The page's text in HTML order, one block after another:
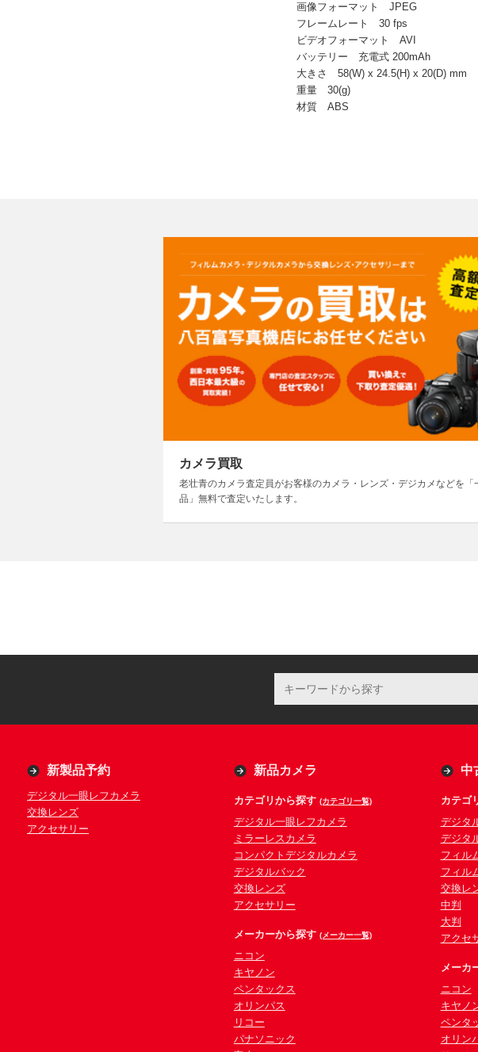
画像フォーマット JPEG
フレームレート 30 fps
ビデオフォーマット AVI
バッテリー 充電式 200mAh
大きさ 58(W) x 24.5(H) x 20(D) mm
重量 30(g)
材質 ABS
カメラ買取
老壮青のカメラ査定員がお客様のカメラ・レンズ・デジカメなどを「
品」無料で査定いたします。
新製品予約
デジタル一眼レフカメラ
交換レンズ
アクセサリー
新品カメラ
カテゴリから探す (カテゴリ一覧)
デジタル一眼レフカメラ
ミラーレスカメラ
コンパクトデジタルカメラ
デジタルバック
交換レンズ
アクセサリー
メーカーから探す (メーカー一覧)
ニコン
キヤノン
ペンタックス
オリンパス
リコー
パナソニック
中
カテゴ
デジタ
デジタ
フィル
フィル
交換レ
中判
大判
アクセ
メーカ
ニコン
キヤノ
ペンタ
オリン